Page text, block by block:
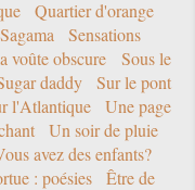
Quartier d'orange
Sagama
Sensations
voûte obscure
Sous le
daddy
Sur le pont
l'Atlantique
Une page
Un soir de pluie
avez des enfants?
: poésies
Être de